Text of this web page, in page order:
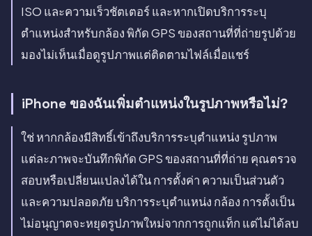
ISO และความเร็วชัตเตอร์ และหากเปิดบริการระบุ
ตำแหน่งสำหรับกล้อง พิกัด GPS ของสถานที่ที่ถ่ายรูปด้วย
มองไม่เห็นเมื่อดูรูปภาพแต่ติดตามไฟล์เมื่อแชร์
iPhone ของฉันเพิ่มตำแหน่งในรูปภาพหรือไม่?
ใช่ หากกล้องมีสิทธิ์เข้าถึงบริการระบุตำแหน่ง รูปภาพ
แต่ละภาพจะบันทึกพิกัด GPS ของสถานที่ที่ถ่าย คุณตรวจ
สอบหรือเปลี่ยนแปลงได้ใน การตั้งค่า ความเป็นส่วนตัว
และความปลอดภัย บริการระบุตำแหน่ง กล้อง การตั้งเป็น
ไม่อนุญาตจะหยุดรูปภาพใหม่จากการถูกแท็ก แต่ไม่ได้ลบ